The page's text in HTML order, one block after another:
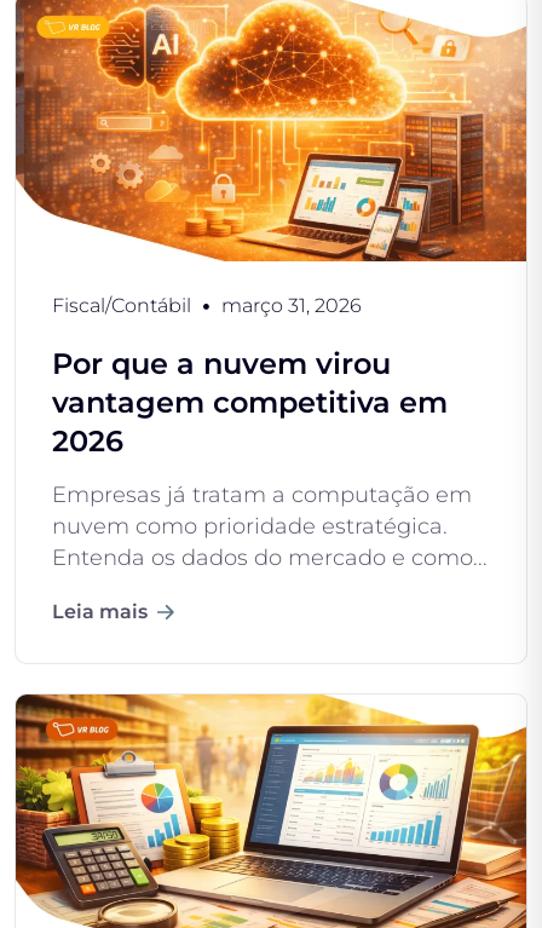
Fiscal/Contábil março 31, 2026
Por que a nuvem virou
vantagem competitiva em
2026
Empresas já tratam a computação em
nuvem como prioridade estratégica.
Entenda os dados do mercado e como...
Leia mais